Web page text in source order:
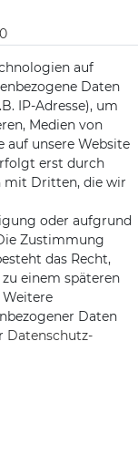
Twitter
auf YouTube
auf
auf
Daten
IP-Adresse), um
Medien von
unsere Website
erst durch
mit Dritten, die wir
oder aufgrund
Zustimmung
das Recht,
einem späteren
Daten
Daten­schutz­